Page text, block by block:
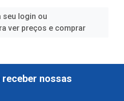
seu login ou
ver preços e comprar
nossas